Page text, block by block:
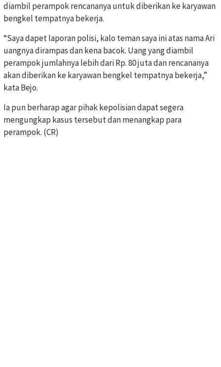
diambil perampok rencananya untuk diberikan ke karyawan
bengkel tempatnya bekerja.
“Saya dapet laporan polisi, kalo teman saya ini atas nama Ari
uangnya dirampas dan kena bacok. Uang yang diambil
perampok jumlahnya lebih dari Rp. 80 juta dan rencananya
akan diberikan ke karyawan bengkel tempatnya bekerja,”
kata Bejo.
Ia pun berharap agar pihak kepolisian dapat segera
mengungkap kasus tersebut dan menangkap para
perampok. (CR)